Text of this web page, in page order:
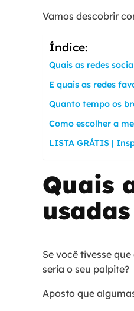
Vamos descobrir
Índice:
Quais as redes
E quais as redes
Quanto tempo os
Como escolher a
LISTA GRÁTIS |
Quais
Se você tivesse
seria o seu palpite?
Aposto que